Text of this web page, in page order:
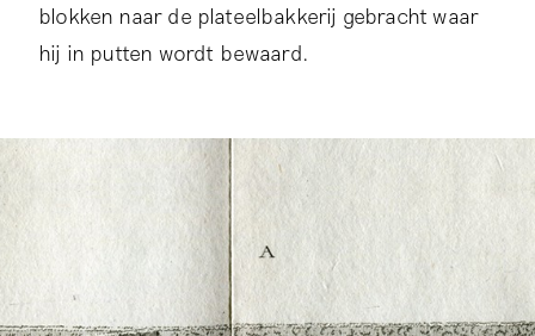
blokken naar de plateelbakkerij gebracht waar
hij in putten wordt bewaard.